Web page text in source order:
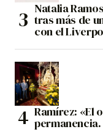
Natalia
tras más de
con el
Ramírez: «El